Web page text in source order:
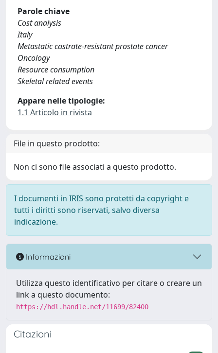
Parole chiave
Cost analysis
Italy
Metastatic castrate-resistant prostate cancer
Oncology
Resource consumption
Skeletal related events
Appare nelle tipologie:
1.1 Articolo in rivista
File in questo prodotto:
Non ci sono file associati a questo prodotto.
I documenti in IRIS sono protetti da copyright e
tutti i diritti sono riservati, salvo diversa
indicazione.
Informazioni
Utilizza questo identificativo per citare o creare un
link a questo documento:
https://hdl.handle.net/11699/82400
Citazioni